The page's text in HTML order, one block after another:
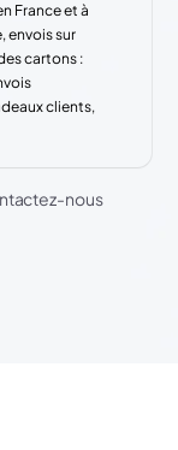
France et à
envois sur
cartons :
clients,
nous